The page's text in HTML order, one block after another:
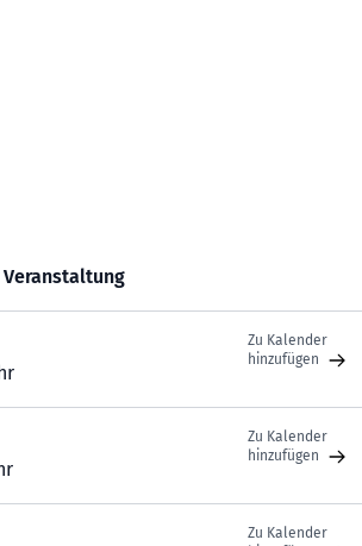
Zu Kalender
hinzufügen
Zu Kalender
hinzufügen
Zu Kalender